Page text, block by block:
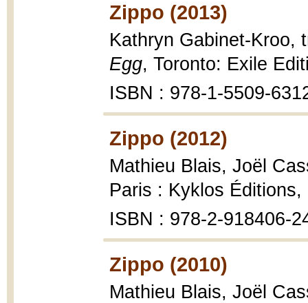
Zippo (2013)
Kathryn Gabinet-Kroo,
Egg, Toronto: Exile
ISBN : 978-1-5509-
Zippo (2012)
Mathieu Blais, Joël
Paris : Kyklos
ISBN : 978-2-918406-
Zippo (2010)
Mathieu Blais, Joël